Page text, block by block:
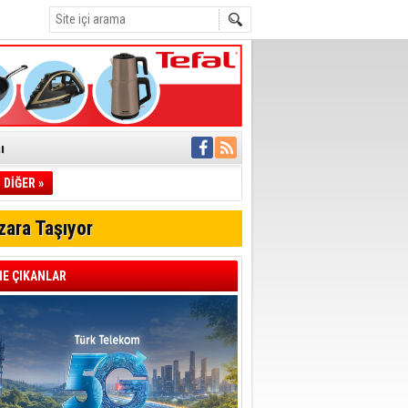
İletti
müdahale
Geçti
DİĞER »
Taşıyor
ÇIKANLAR